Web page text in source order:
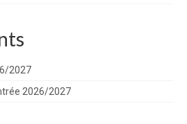
2027
2026/2027